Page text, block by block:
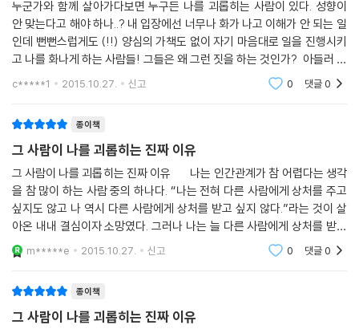
목표, 타인을 이기고 능가하려는 목표를 가지고 있다는 사실을 인정하지
않을 수 없다. 이 목표는 어린 시절 초기에 겪은 경험의 산물이며, 가족 구
성원으로서 평등을 느끼지 못한 아이들이 가지게 되는 경쟁심의 결과다.
---「공존이 시작되는 곳, 가정 | 가족의 영향」중에서
최초의 인본주의 심리학자, 최초의 긍정 심리학자로 인정받고 있다. 아들
러 심리학은 사회 심리학, 대인 심리학, 용기의 심리학, 실용 심리학, 실천
심리학으로 소개되고 있다.
아들러는 인간 본성에 대해 낙관적이었다. 그의 낙관론은 수용적이고, 유
제의 근원을 과거에서 찾고, 3~5세에 성격이 이미 형성된다는 성격 결정
론적 입장을 취했다. 반면, 아들러는 목적론적 입장을 취했다. 그에 따르면
성격도 과거의 경험에 의해서만 형성되는 것이 아니다. 인간의 창조적 자
아의 힘이 이끄는 대로 경험에 의미를 부여하고 결정하는 과정에서 성격이
형성된다.
아들러는 인간에게서 삶의 목적을 위해 노력하는 미래 지향적인 모습을 발
견했고 인간의 행동에는 목적이 있다고 가정했다. 사람들의 행동이나 동기
가 본인이나 관찰자에게 드러나지 않는 경우도 많이 있다. 하지만 대부분
의 사람들은 어떤 목적을 이루기 위해 행동을 하기도 하고 행동을 하지 않
기도 한다. 따라서 이해하기 어려운 행동들도 일단 그들의 목표나 목적을
누군가와 함께 살아가다보면 누구든 나를 괴롭히는 사람이 있다. 성향이
안 맞는다고 해야 하나..? 내 입장에선 너무나 화가 나고 이해가 안 되는 일
인데 뻔뻔스럽게도 (!!) 양심의 가책도 없이 자기 마음대로 일을 진행시키
고 나를 화나게 하는 사람들! 그들은 왜 그런 짓을 하는 것인가? 아들러 심
리학은 그런 괴로움으로 하루 하루 직장생활이 힘들고, 사람들과 대인관계
c*****1 2015.10.27. 신고 0 댓글0
종이책
그 사람이 나를 괴롭히는 진짜 이유
그 사람이 나를 괴롭히는 진짜 이유 나는 인간관계가 참 어렵다는 생각
을 참 많이 하는 사람 중의 하나다. “나는 전혀 다른 사람에게 상처를 주고
싶지도 않고 나 역시 다른 사람에게 상처를 받고 싶지 않다.”라는 것이 살
아온 내내 결심이자 소망였다. 그러나 나는 늘 다른 사람에게 상처를 받으
며 살아가고 있다. 왜 그 사람은 나를 괴롭힐까? 왜 유난히 나는 다른
m*****e 2015.10.27. 신고 0 댓글0
종이책
그 사람이 나를 괴롭히는 진짜 이유